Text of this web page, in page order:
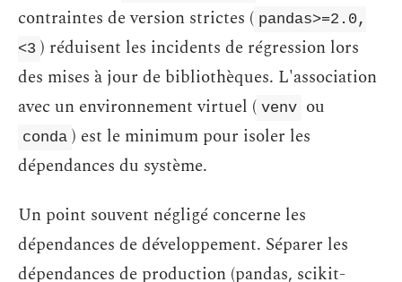
contraintes de version strictes ( pandas>=2.0,
<3 ) réduisent les incidents de régression lors
des mises à jour de bibliothèques. L'association
avec un environnement virtuel ( venv ou
conda ) est le minimum pour isoler les
dépendances du système.
Un point souvent négligé concerne les
dépendances de développement. Séparer les
dépendances de production (pandas, scikit-